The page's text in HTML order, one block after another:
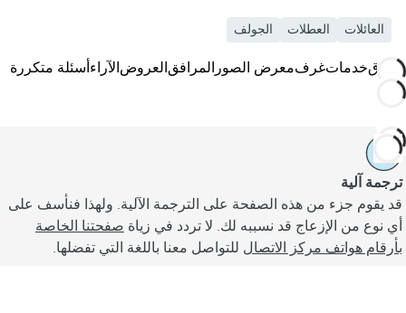
العائلات العطلات الجولف
الفندقخدماتغرفمعرض الصور المرافق العروض الآراء أسئلة متكررة
ترجمة آلية
قد يقوم جزء من هذه الصفحة على الترجمة الآلية. ولهذا فنأسف على
أي نوع من الإزعاج قد نسببه لك. لا تردد في زياة صفحتنا الخاصة
بأرقام هواتف مركز الاتصال للتواصل معنا باللغة التي تفضلها.